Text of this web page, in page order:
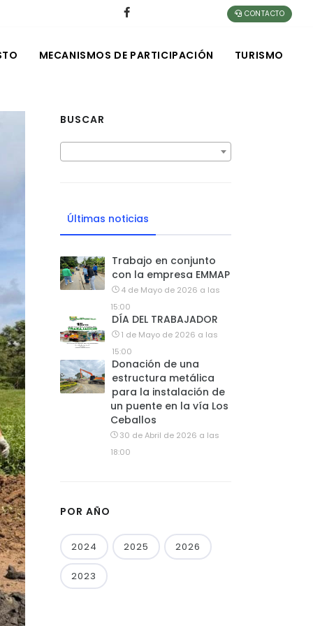
CONTACTO
MECANISMOS DE PARTICIPACIÓN TURISMO
BUSCAR
Últimas noticias
Trabajo en conjunto
con la empresa EMMAP
4 de Mayo de 2026 a las
15:00
DÍA DEL TRABAJADOR
1 de Mayo de 2026 a las
15:00
Donación de una
estructura metálica
para la instalación de
un puente en la vía Los
Ceballos
30 de Abril de 2026 a las
18:00
POR AÑO
2024 2025 2026
2023